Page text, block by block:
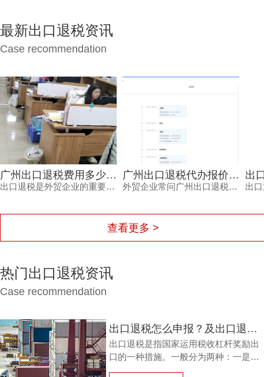
最新出口退税资讯
Case recommendation
广州出口退税费用多少才合理？别让隐形收费拖垮你的利润
出口退税是外贸企业的重要利润来源，但广州出口退税费用到底多少才合理？价格不透明、拖着不退、申报失败等风险让不少企业主头疼。本文从市场行情、服务内容与专业程度出发，帮你理清费用的真实构成，并给出可落地的选择建议。
广州出口退税代办报价高低差在哪？从失败退款看真实价值
外贸企业常问广州出口退税代办报价怎么定，低价背后可能藏着二次收费或服务缩水。本文从价格构成、服务效率、成功保障等角度拆解真实成本，帮助负责人避开退税陷阱。
查看更多 >
热门出口退税资讯
Case recommendation
出口退税怎么申报？及出口退税怎么进行填写增值税申报表?
出口退税是指国家运用税收杠杆奖励出
口的一种措施。一般分为两种：一是退